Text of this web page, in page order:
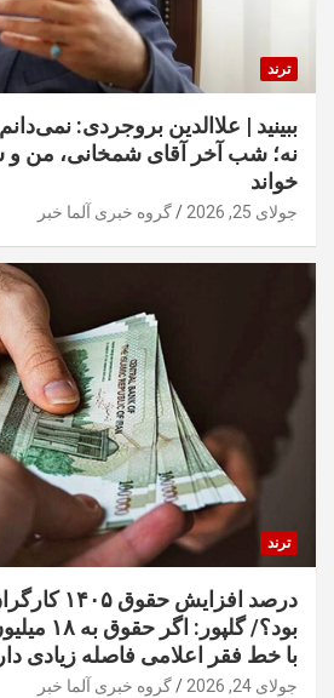
ترند
ببینید | علاالدین بروجردی:
نه؛ شب آخر آقای شمخانی، من و
خواند
جولای 25, 2026 گروه خبری آلما خبر
ترند
درصد افزایش
بود؟/
با خط فقر اعلامی فاصله زیادی
جولای 24, 2026 گروه خبری آلما خبر